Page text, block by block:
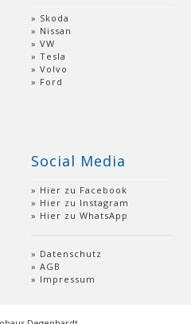
Skoda
Nissan
VW
Tesla
Volvo
Ford
Social Media
Hier zu Facebook
Hier zu Instagram
Hier zu WhatsApp
Datenschutz
AGB
Impressum